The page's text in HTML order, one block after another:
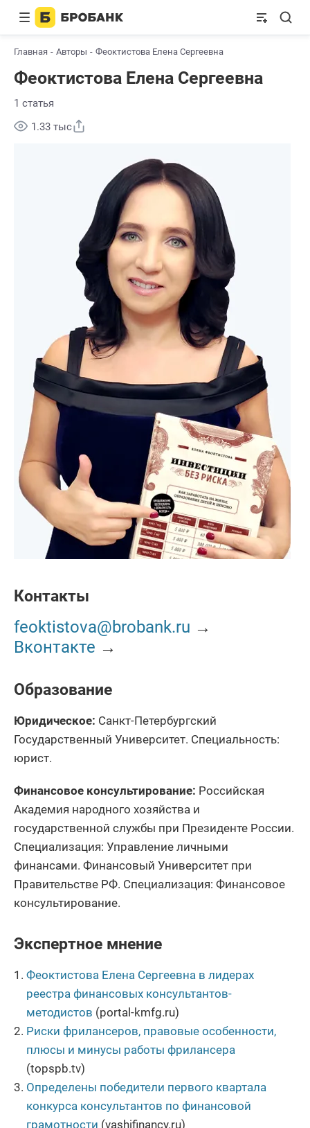
Главная Авторы Феоктистова Елена Сергеевна
Феоктистова Елена Сергеевна
1 статья
1.33 тыс
Контакты
feoktistova@brobank.ru →
Вконтакте →
Образование
Юридическое: Санкт-Петербургский
Государственный Университет. Специальность:
юрист.
Финансовое консультирование: Российская
Академия народного хозяйства и
государственной службы при Президенте России.
Специализация: Управление личными
финансами. Финансовый Университет при
Правительстве РФ. Специализация: Финансовое
консультирование.
Экспертное мнение
Феоктистова Елена Сергеевна в лидерах
реестра финансовых консультантов-
методистов (portal-kmfg.ru)
Риски фрилансеров, правовые особенности,
плюсы и минусы работы фрилансера
(topspb.tv)
Определены победители первого квартала
конкурса консультантов по финансовой
грамотности (vashifinancy.ru)